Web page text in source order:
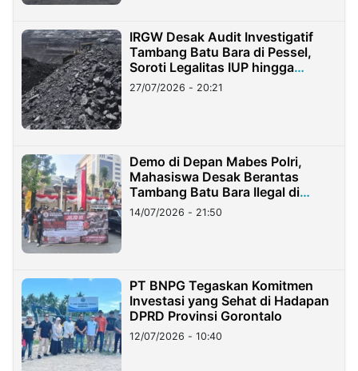
IRGW Desak Audit Investigatif
Tambang Batu Bara di Pessel,
Soroti Legalitas IUP hingga
Stockpile
27/07/2026 - 20:21
Demo di Depan Mabes Polri,
Mahasiswa Desak Berantas
Tambang Batu Bara Ilegal di
Lampung
14/07/2026 - 21:50
PT BNPG Tegaskan Komitmen
Investasi yang Sehat di Hadapan
DPRD Provinsi Gorontalo
12/07/2026 - 10:40